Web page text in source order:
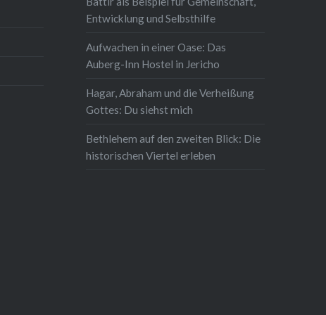
Entwicklung und Selbsthilfe
Aufwachen in einer Oase: Das
Auberg-Inn Hostel in Jericho
Hagar, Abraham und die Verheißung
Gottes: Du siehst mich
Bethlehem auf den zweiten Blick: Die
historischen Viertel erleben